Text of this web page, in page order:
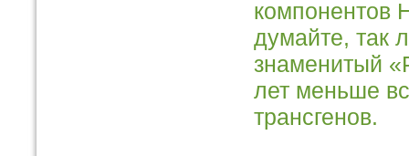
компонентов
думайте, так
знаменитый
лет меньше
трансгенов.